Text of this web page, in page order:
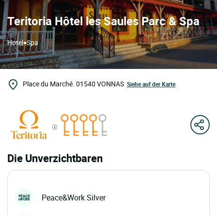
Teritoria Hôtel les Saules Parc & Spa
Hotel•Spa
Place du Marché. 01540 VONNAS Siehe auf der Karte
Die Unverzichtbaren
Peace&Work Silver